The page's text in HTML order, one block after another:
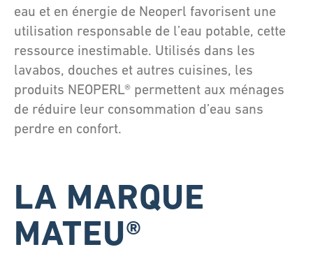
eau et en énergie de Neoperl favorisent une
utilisation responsable de l’eau potable, cette
ressource inestimable. Utilisés dans les
lavabos, douches et autres cuisines, les
produits NEOPERL® permettent aux ménages
de réduire leur consommation d’eau sans
perdre en confort.
LA MARQUE
MATEU®